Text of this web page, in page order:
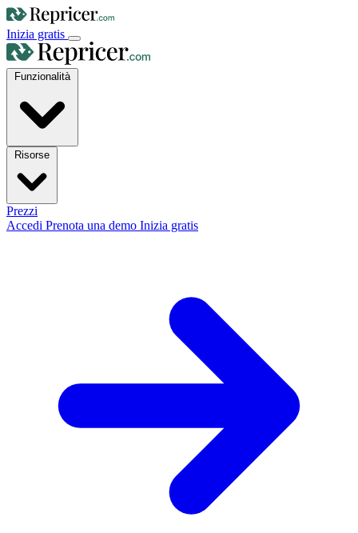
Inizia gratis
Funzionalità
Prezzi
Accedi Prenota una demo Inizia gratis